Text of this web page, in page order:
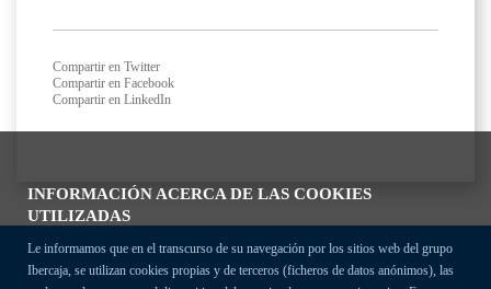
INFORMACIÓN ACERCA DE LAS COOKIES
UTILIZADAS
Le informamos que en el transcurso de su navegación por los sitios web del grupo
Ibercaja, se utilizan cookies propias y de terceros (ficheros de datos anónimos), las
Compartir en Twitter
Compartir en Facebook
Compartir en LinkedIn